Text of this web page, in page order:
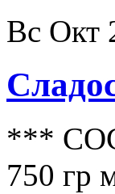
Вс Окт
***
750 гр